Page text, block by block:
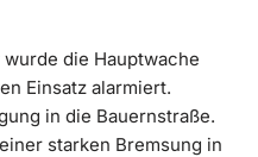
die Hauptwache
Einsatz alarmiert.
in die Bauernstraße.
starken Bremsung in